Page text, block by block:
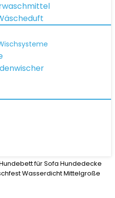
für Sofa Hundedecke
Wasserdicht Mittelgroße